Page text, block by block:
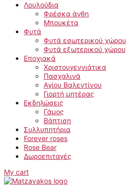
Λουλούδια
Φρέσκα άνθη
Μπουκέτα
Φυτά
Φυτά εσωτερικού χώρου
Φυτά εξωτερικού χώρου
Εποχιακά
Χριστουγεννιάτικα
Πασχαλινά
Αγίου Βαλεντίνου
Γιορτή μητέρας
Εκδηλώσεις
Γάμος
Βάπτιση
Συλλυπητήρια
Forever roses
Rose Bear
Δωροεπιταγές
My cart